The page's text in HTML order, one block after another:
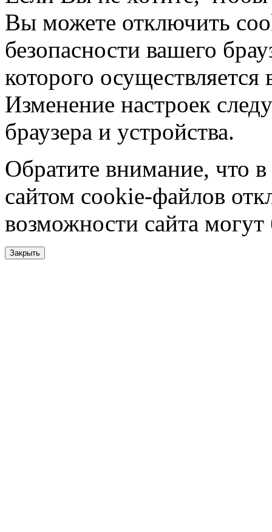
Вы можете отключить
безопасности вашего
которого
Изменение настроек
браузера и устройства.
Обратите внимание, что в
сайтом cookie-файлов
возможности сайта
Закрыть